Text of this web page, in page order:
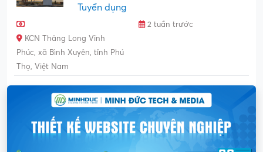
Tuyển dụng
2 tuần trước
KCN Thăng Long Vĩnh
Phúc, xã Bình Xuyên, tỉnh Phú
Thọ, Việt Nam